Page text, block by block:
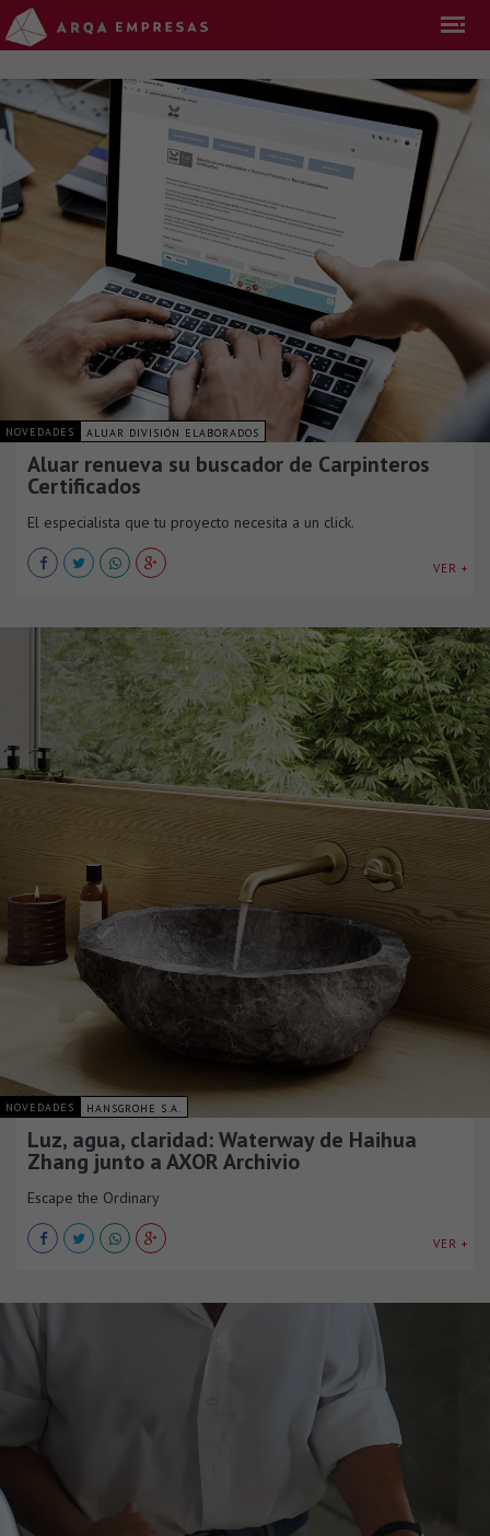
NOVEDADES ALUAR DIVISIÓN ELABORADOS
Aluar renueva su buscador de Carpinteros
Certificados
El especialista que tu proyecto necesita a un click.
VER +
NOVEDADES HANSGROHE S.A.
Luz, agua, claridad: Waterway de Haihua
Zhang junto a AXOR Archivio
Escape the Ordinary
VER +